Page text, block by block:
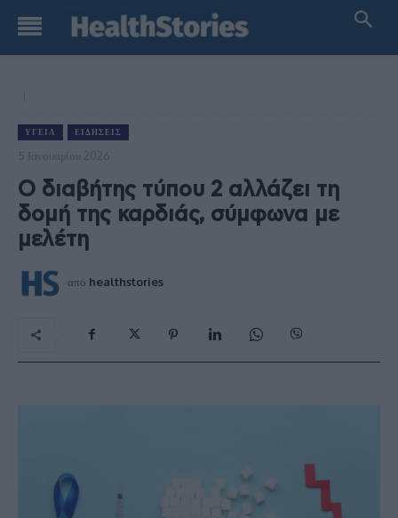
ΥΓΕΊΑ ΕΙΔΉΣΕΙΣ
5 Ιανουαρίου 2026
Ο διαβήτης τύπου 2 αλλάζει τη
δομή της καρδιάς, σύμφωνα με
μελέτη
από healthstories